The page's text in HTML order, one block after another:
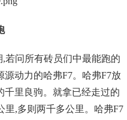
若问所有砖员们中最能跑的
动力的哈弗F7。哈弗F7放
千里良驹。就拿已经走过的
里,多则两千多公里。哈弗F7